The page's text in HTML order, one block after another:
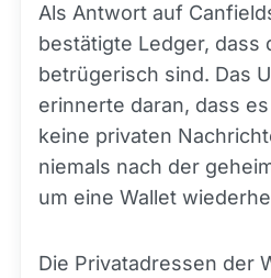
Als Antwort auf
bestätigte Ledger, dass
betrügerisch sind. Das
erinnerte daran, dass
keine privaten
niemals nach der
um eine Wallet
Die Privatadressen der